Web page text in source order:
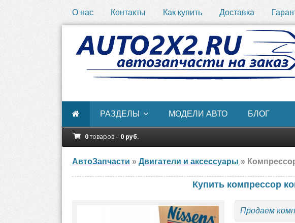
О нас Контакты Как купить Доставка
РАЗДЕЛЫ МОДЕЛИ АВТО БЛОГ
0товаров – 0 руб.
АвтоЗапчасти » Двигатели и аксессуары »
Купить компрессор
Продаем